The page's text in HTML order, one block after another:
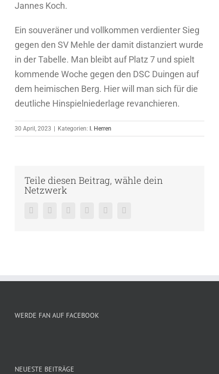
Jannes Koch.
Ein souveräner und vollkommen verdienter Sieg
gegen den SV Mehle der damit distanziert wurde
in der Tabelle. Man bleibt auf Platz 7 und spielt
kommende Woche gegen den DSC Duingen auf
dem heimischen Berg. Hier will man sich für die
deutliche Hinspielniederlage revanchieren.
30 April, 2023 Kategorien: I. Herren
Teile diesen Beitrag, wähle dein
Netzwerk
FacebookTwitter Reddit LinkedInPinterest
WERDE FAN AUF FACEBOOK
NEUESTE BEITRÄGE